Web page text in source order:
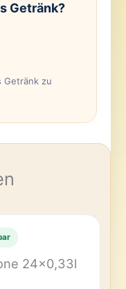
Getränk?
Getränk zu
24×0,33l